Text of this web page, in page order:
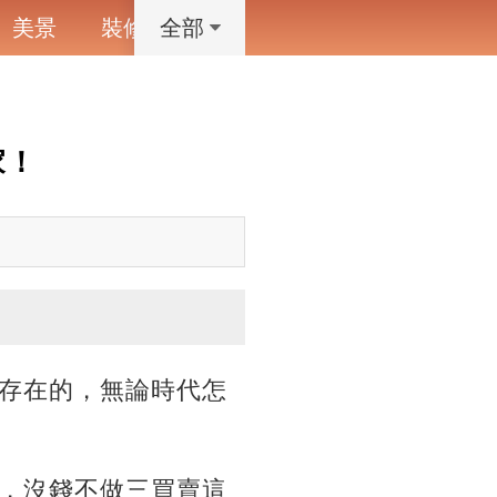
美景 裝修 寵物
全部
在的，無論時代怎
沒錢不做三買賣這